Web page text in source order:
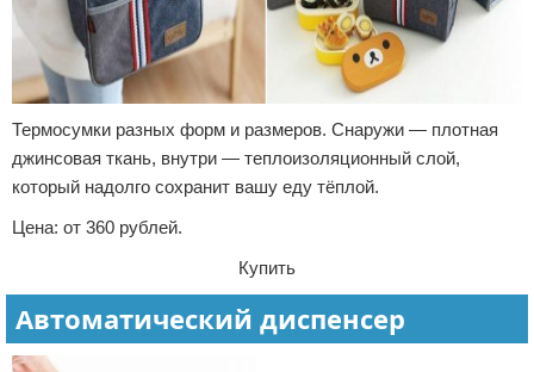
Термосумки разных форм и размеров. Снаружи — плотная
джинсовая ткань, внутри — теплоизоляционный слой,
который надолго сохранит вашу еду тёплой.
Цена: от 360 рублей.
Купить
Автоматический диспенсер